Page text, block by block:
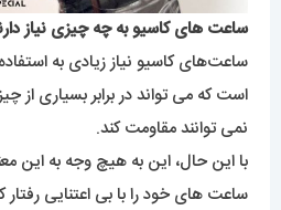
ساعت های کاسیو به چه چیزی نیاز
ساعت‌های کاسیو نیاز زیادی به
است که می تواند در برابر بسیاری از
نمی توانند مقاومت کند.
با این حال، این به هیچ وجه به این
ساعت های خود را با بی اعتنایی